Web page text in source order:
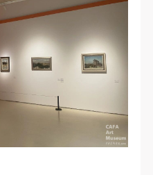
人民共和国的相关法
会公德规范，并应该具
帮助和助人为乐的良好
人（具有完全民事行为
年人必须在成年人的陪
人民共和国的相关法
会公德规范，并应该具
帮助和助人为乐的良好
人（具有完全民事行为
年人必须在成年人的陪
人民共和国的相关法
会公德规范，并应该具
帮助和助人为乐的良好
人（具有完全民事行为
年人必须在成年人的陪